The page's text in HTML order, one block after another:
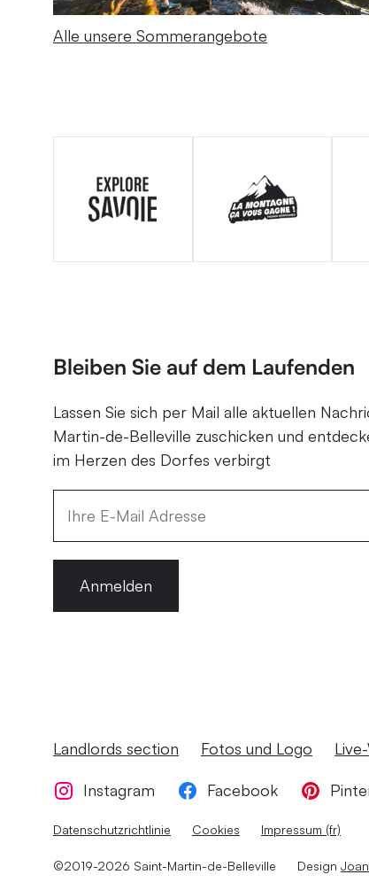
Alle unsere Sommerangebote
Bleiben Sie auf dem Laufenden
Lassen Sie sich per Mail alle aktuellen
Martin-de-Belleville zuschicken und
im Herzen des Dorfes verbirgt
Anmelden
Landlords section Fotos und Logo
Instagram Facebook
Datenschutzrichtlinie Cookies Impressum (fr)
©2019-2026 Saint-Martin-de-Belleville Design